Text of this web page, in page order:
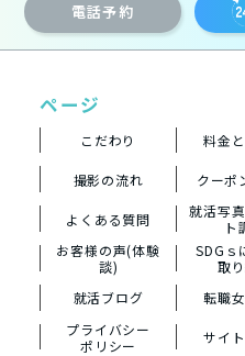
電話予約
ページ
こだわり 料金
撮影の流れ クーポ
よくある質問
就活写
ト
お客様の声(体験
談)
SDGｓ
取
就活ブログ
転職
プライバシー
ポリシー
サイ